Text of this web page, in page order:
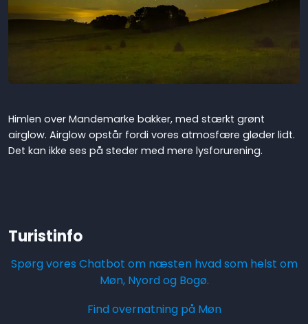
Himlen over Mandemarke bakker, med stærkt grønt
airglow. Airglow opstår fordi vores atmosfære gløder lidt.
Det kan ikke ses på steder med mere lysforurening.
Turistinfo
Spørg vores Chatbot om næsten hvad som helst om
Møn, Nyord og Bogø.
Find overnatning på Møn